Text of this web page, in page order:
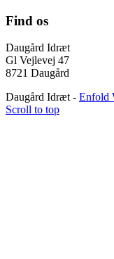
Find os
Daugård Idræt
Gl Vejlevej 47
8721 Daugård
Daugård Idræt - Enfold
Scroll to top